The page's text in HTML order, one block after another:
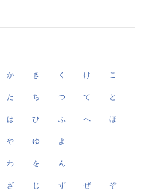
か き く け こ
た ち つ て と
は ひ ふ へ ほ
や ゆ よ
わ を ん
ざ じ ず ぜ ぞ